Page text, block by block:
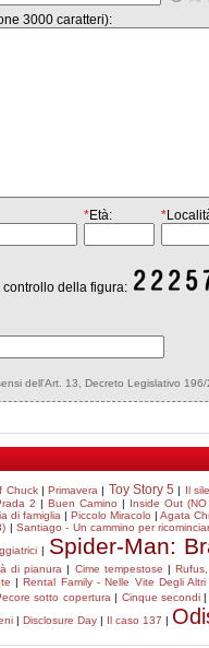
3000 caratteri):
*Età: *
della figura:
dell'Art. 13, Decreto Legislativo 196/
Chuck|Primavera | Toy Story 5 | Il
2 | Buen Camino | Inside Out (NO
di famiglia | Piccolo Miracolo | Agata
|Santiago - Un cammino per
| Spider-Man:
di pianura | Cime tempestose |
|Rental Family - Nelle Vite Degli Altri
sotto copertura | Cinque secondi |
| Disclosure Day | Il caso 137 |